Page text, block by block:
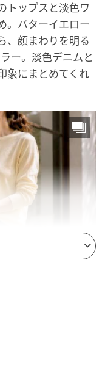
トップスと淡色ワ
。バターイエロー
、顔まわりを明る
ー。淡色デニムと
象にまとめてくれ